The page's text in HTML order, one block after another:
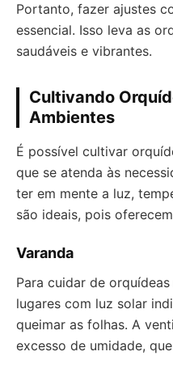
Portanto, fazer ajustes
essencial. Isso leva as
saudáveis e vibrantes.
Cultivando
Ambientes
É possível cultivar
que se atenda às
ter em mente a luz,
são ideais, pois
Varanda
Para cuidar de
lugares com luz solar
queimar as folhas. A
excesso de umidade,